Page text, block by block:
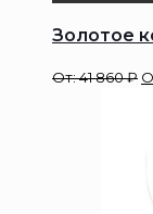
Золотое
От:41 860₽